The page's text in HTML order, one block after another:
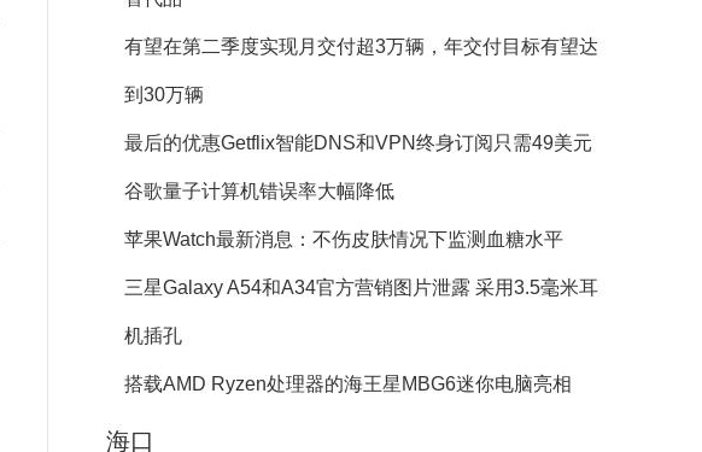
有望在第二季度实现月交付超3万辆，年交付目标有望达
到30万辆
最后的优惠Getflix智能DNS和VPN终身订阅只需49美元
谷歌量子计算机错误率大幅降低
苹果Watch最新消息：不伤皮肤情况下监测血糖水平
三星Galaxy A54和A34官方营销图片泄露 采用3.5毫米耳
机插孔
搭载AMD Ryzen处理器的海王星MBG6迷你电脑亮相
海口